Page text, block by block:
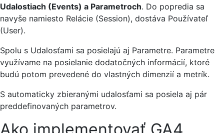
Udalostiach (Events) a Parametroch. Do popredia sa
navyše namiesto Relácie (Session), dostáva Používateľ
(User).
Spolu s Udalosťami sa posielajú aj Parametre. Parametre
využívame na posielanie dodatočných informácií, ktoré
budú potom prevedené do vlastných dimenzií a metrík.
S automaticky zbieranými udalosťami sa posiela aj pár
preddefinovaných parametrov.